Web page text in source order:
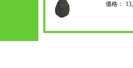
価格：